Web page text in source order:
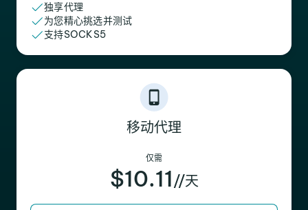
独享代理
为您精心挑选并测试
支持SOCKS5
移动代理
仅需
$10.11 //天